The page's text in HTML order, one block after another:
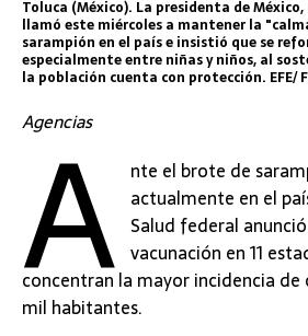
Toluca (México). La presidenta de
llamó este miércoles a mantener la
sarampión en el país e insistió que se
especialmente entre niñas y niños, al
la población cuenta con protección. EFE/
Agencias
A nte el brote de
actualmente en el
Salud federal
vacunación en 11
concentran la mayor incidencia de
mil habitantes.